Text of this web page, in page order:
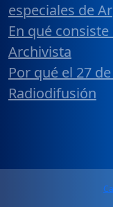
especiales de
En qué
Archivista
Por qué el 27
Radiodifusión